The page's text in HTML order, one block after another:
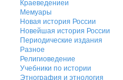
Краеведениеи
Мемуары
Новая история России
Новейшая история России
Периодические издания
Разное
Религиоведение
Учебники по истории
Этнография и этнология